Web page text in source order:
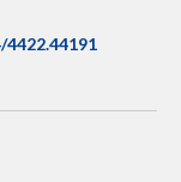
4422.44191